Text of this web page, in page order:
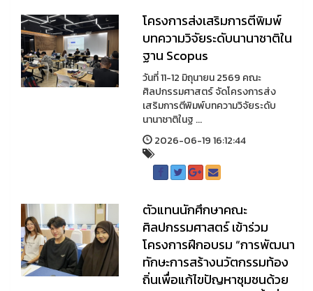
โครงการส่งเสริมการตีพิมพ์
บทความวิจัยระดับนานาชาติใน
ฐาน Scopus
วันที่ 11-12 มิถุนายน 2569 คณะ
ศิลปกรรมศาสตร์ จัดโครงการส่ง
เสริมการตีพิมพ์บทความวิจัยระดับ
นานาชาติในฐ ...
2026-06-19 16:12:44
ตัวแทนนักศึกษาคณะ
ศิลปกรรมศาสตร์ เข้าร่วม
โครงการฝึกอบรม “การพัฒนา
ทักษะการสร้างนวัตกรรมท้อง
ถิ่นเพื่อแก้ไขปัญหาชุมชนด้วย